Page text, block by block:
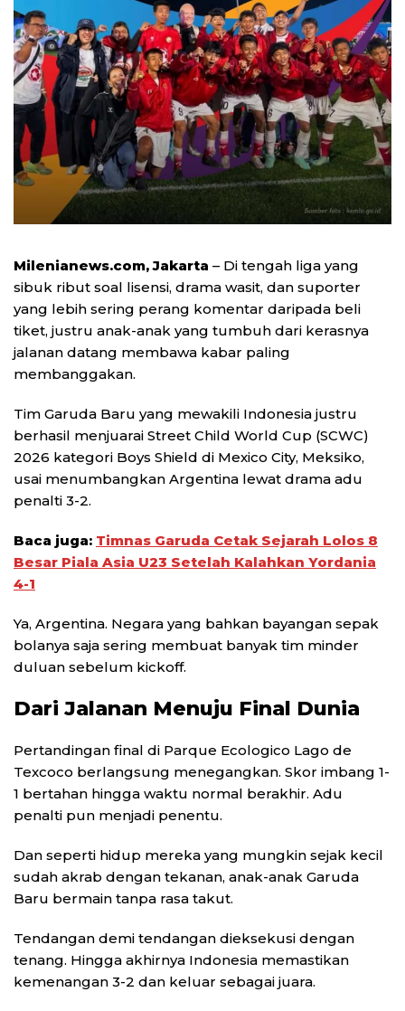
Milenianews.com, Jakarta – Di tengah liga yang
sibuk ribut soal lisensi, drama wasit, dan suporter
yang lebih sering perang komentar daripada beli
tiket, justru anak-anak yang tumbuh dari kerasnya
jalanan datang membawa kabar paling
membanggakan.
Tim Garuda Baru yang mewakili Indonesia justru
berhasil menjuarai Street Child World Cup (SCWC)
2026 kategori Boys Shield di Mexico City, Meksiko,
usai menumbangkan Argentina lewat drama adu
penalti 3-2.
Baca juga: Timnas Garuda Cetak Sejarah Lolos 8
Besar Piala Asia U23 Setelah Kalahkan Yordania
4-1
Ya, Argentina. Negara yang bahkan bayangan sepak
bolanya saja sering membuat banyak tim minder
duluan sebelum kickoff.
Dari Jalanan Menuju Final Dunia
Pertandingan final di Parque Ecologico Lago de
Texcoco berlangsung menegangkan. Skor imbang 1-
1 bertahan hingga waktu normal berakhir. Adu
penalti pun menjadi penentu.
Dan seperti hidup mereka yang mungkin sejak kecil
sudah akrab dengan tekanan, anak-anak Garuda
Baru bermain tanpa rasa takut.
Tendangan demi tendangan dieksekusi dengan
tenang. Hingga akhirnya Indonesia memastikan
kemenangan 3-2 dan keluar sebagai juara.